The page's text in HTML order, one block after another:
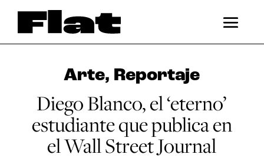
Arte, Reportaje
Diego Blanco, el ‘eterno’
estudiante que publica en
el Wall Street Journal